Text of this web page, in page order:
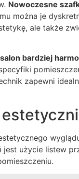
Nowoczesne
można je
ale także
bardziej
zapewni
użycie listew